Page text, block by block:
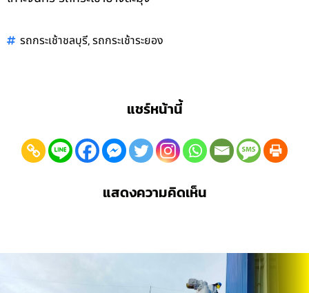
รถกระเช้าชลบุรี,รถกระเช้าระยอง
แชร์หน้านี้
แสดงความคิดเห็น